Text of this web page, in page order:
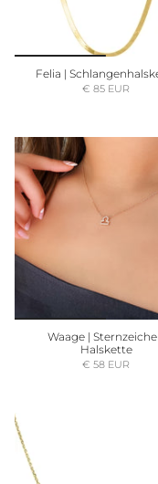
Felia |
€ 85 EUR
Waage |
Halskette
€ 58 EUR